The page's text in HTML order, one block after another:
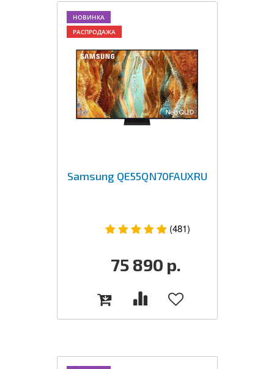
НОВИНКА
РАСПРОДАЖА
Samsung QE55QN70FAUXRU
(481)
75 890 р.